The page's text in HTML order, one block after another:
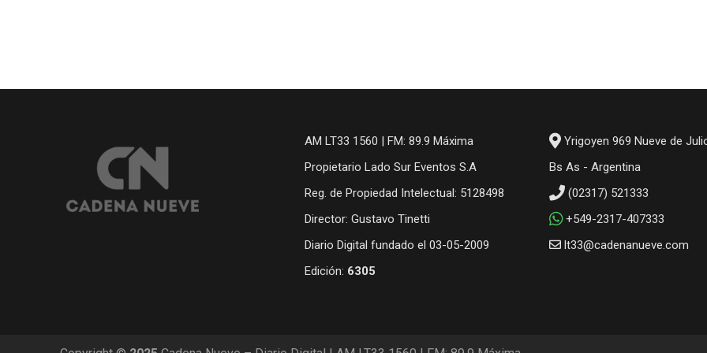
AM LT33 1560 | FM: 89.9 Máxima
Propietario Lado Sur Eventos S.A
Reg. de Propiedad Intelectual: 5128498
Director: Gustavo Tinetti
Diario Digital fundado el 03-05-2009
Edición: 6305
Yrigoyen 969 Nueve de
Bs As - Argentina
(02317) 521333
+549-2317-407333
lt33@cadenanueve.com